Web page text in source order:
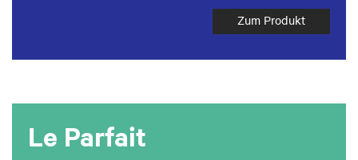
Zum Produkt
Le Parfait